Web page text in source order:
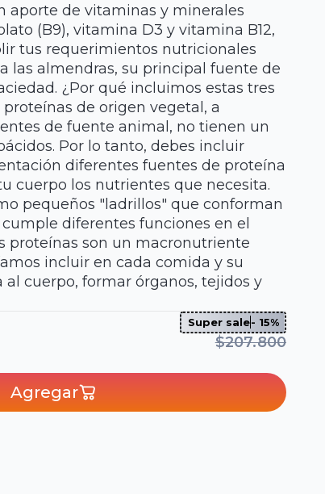
Dymatize x
1.3lb
Bi Pro Mass
aporte de vitaminas y minerales
(B9), vitamina D3 y vitamina B12,
tus requerimientos nutricionales
las almendras, su principal fuente de
¿Por qué incluimos estas tres
de origen vegetal, a
de fuente animal, no tienen un
Por lo tanto, debes incluir
diferentes fuentes de proteína
cuerpo los nutrientes que necesita.
pequeños "ladrillos" que conforman
diferentes funciones en el
proteínas son un macronutriente
incluir en cada comida y su
cuerpo, formar órganos, tejidos y
Super sale- 15%
$207.800
Agregar